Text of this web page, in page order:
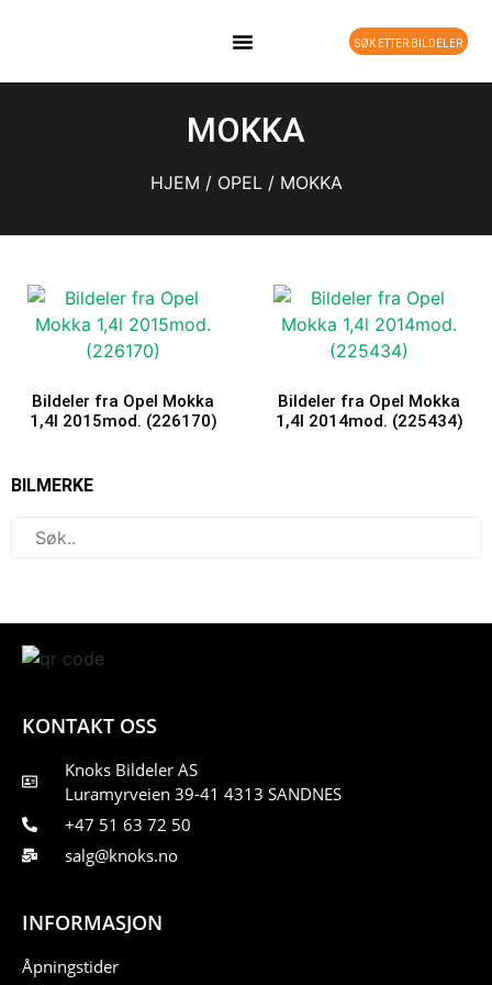
SØK ETTER BILDELER
MOKKA
HJEM / OPEL/ MOKKA
BILMERKE
Bildeler fra Opel Mokka
1,4l 2015mod. (226170)
Bildeler fra Opel Mokka
1,4l 2014mod. (225434)
KONTAKT OSS
Knoks Bildeler AS
Luramyrveien 39-41 4313 SANDNES
+47 51 63 72 50
salg@knoks.no
INFORMASJON
Åpningstider